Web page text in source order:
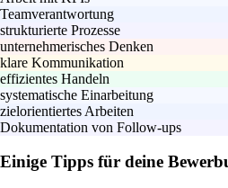
Teamverantwortung
strukturierte Prozesse
unternehmerisches Denken
klare Kommunikation
effizientes Handeln
systematische Einarbeitung
zielorientiertes Arbeiten
Dokumentation von Follow-ups
Einige Tipps für deine